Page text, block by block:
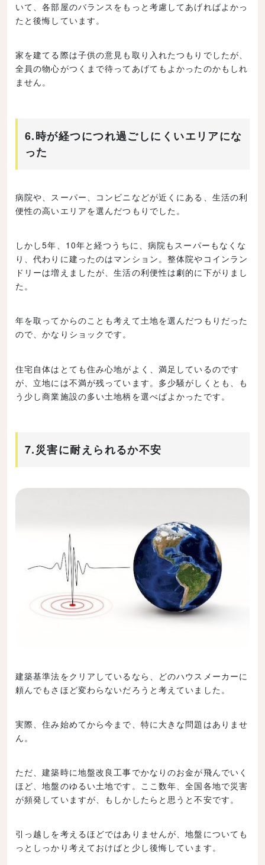
いて、各部屋のバランスをもっと考慮してあげればよかっ
たと後悔しています。
家を建てる際は子供の意見も取り入れたつもりでしたが、
全員の物心がつくまで待ってあげてもよかったのかもしれ
ません。
6.時が経つにつれ過ごしにくいエリアにな
った
病院や、スーパー、コンビニなどが近くにある、生活の利
便性の高いエリアを選んだつもりでした。
しかし5年、10年と経つうちに、病院もスーパーもなくな
り、代わりに建ったのはマンション。整体院やコインラン
ドリーは増えましたが、生活の利便性は劇的に下がりまし
た。
年を取ってからのことも考えて土地を選んだつもりだった
ので、かなりショックです。
住宅自体はとても住み心地がよく、満足しているのです
が、立地には不満が残っています。多少騒がしくとも、も
う少し商業施設の多い土地柄を選べばよかったです。
7.災害に耐えられるか不安
建築基準法をクリアしているなら、どのハウスメーカーに
頼んでもさほど変わらないだろうと考えていました。
実際、住み始めてから今まで、特に大きな問題はありませ
ん。
ただ、建築時に地盤改良工事でかなりのお金が飛んでいく
ほど、地盤のゆるい土地です。ここ数年、全国各地で災害
が頻発していますが、もしかしたらと思うと不安です。
引っ越しを考えるほどではありませんが、地盤についても
っとしっかり考えておけばと少し後悔しています。